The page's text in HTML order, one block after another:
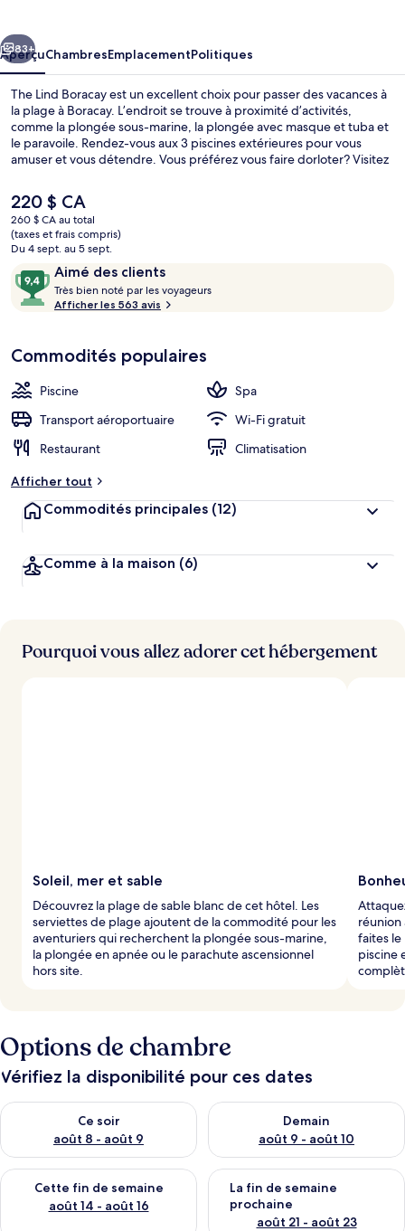
Suivant
83+
AperçuChambresEmplacementPolitiques
The Lind Boracay est un excellent choix pour passer des vacances à
la plage à Boracay. L’endroit se trouve à proximité d’activités,
comme la plongée sous-marine, la plongée avec masque et tuba et
le paravoile. Rendez-vous aux 3 piscines extérieures pour vous
amuser et vous détendre. Vous préférez vous faire dorloter? Visitez
l’aromathérapie. Le café est un endroit agréable pour manger une
bouchée et le bar-salon sert des boissons rafraîchissantes. Un club
pour enfants gratuit, un bar attenant à la piscine et un centre
d’entraînement physique comptent parmi les autres points saillants
de hôtel de luxe. Les autres voyageurs apprécient vraiment le
personnel serviable.
Le
prix
actuel
est
de 220 $ CA
220 $ CA
260 $ CA au total
(taxes et frais compris)
Du 4 sept. au 5 sept.
Avis Aimé des clients
9,4
sur
10,
clients
Très bien noté par les voyageurs
i
e
n
n
é
v
Afficher les 563 avis
Commodités populaires
Piscine
Spa
Transport aéroportuaire
Wi-Fi gratuit
Restaurant
Climatisation
Afficher tout
Commodités principales (12)
Comme à la maison (6)
Pourquoi vous allez adorer cet hébergement
Soleil, mer et sable
Découvrez la plage de sable blanc de cet hôtel. Les
serviettes de plage ajoutent de la commodité pour les
aventuriers qui recherchent la plongée sous-marine,
la plongée en apnée ou le parachute ascensionnel
hors site.
réunion
faites le
piscine
Options de chambre
Vérifiez la disponibilité pour ces dates
Ce soir
août 8 - août 9
Vérifier la disponibilité pour ce soir août 8 - août 9
Demain
août 9 - août 10
Vérifier la disponibilité pour
Cette fin de semaine
août 14 - août 16
Vérifier la disponibilité pour cette fin de semaine août 14 -
La fin de semaine
prochaine
août 21 - août 23
Vérifier la disponibilité pour